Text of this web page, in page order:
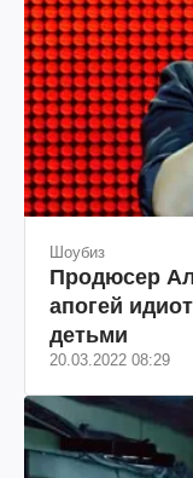
Шоубиз
Продюсер
апогей
детьми
20.03.2022 08:29